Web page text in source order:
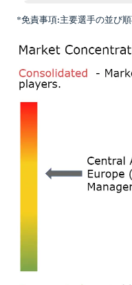
*免責事項:主要選手の並び順